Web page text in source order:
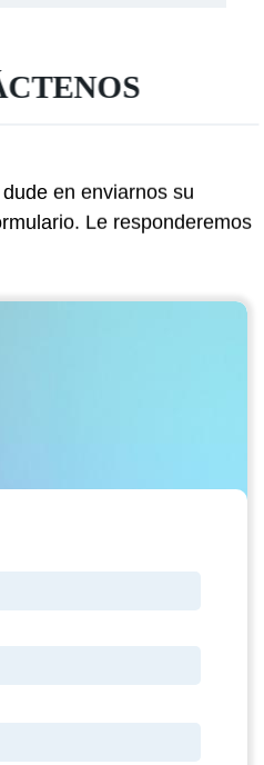
dude en enviarnos su
Le responderemos